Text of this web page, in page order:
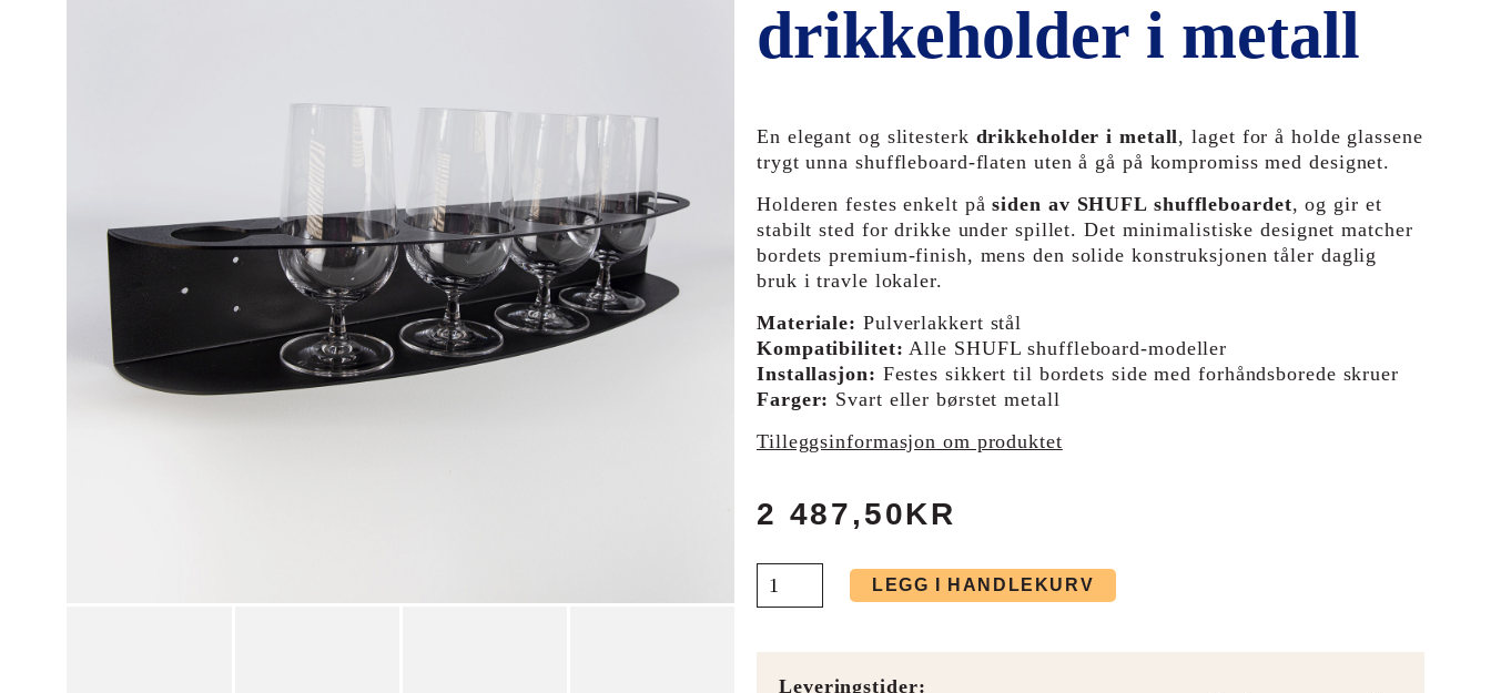
drikkeholder i metall
En elegant og slitesterk drikkeholder i metall, laget for å holde glassene
trygt unna shuffleboard-flaten uten å gå på kompromiss med designet.
Holderen festes enkelt påsiden av SHUFL shuffleboardet, og gir et
stabilt sted for drikke under spillet. Det minimalistiske designet matcher
bordets premium-finish, mens den solide konstruksjonen tåler daglig
bruk i travle lokaler.
Materiale: Pulverlakkert stål
Kompatibilitet: Alle SHUFL shuffleboard-modeller
Installasjon: Festes sikkert til bordets side med forhåndsborede skruer
Farger: Svart eller børstet metall
Tilleggsinformasjon om produktet
2 487,50KR
LEGG I HANDLEKURV
Leveringstider: